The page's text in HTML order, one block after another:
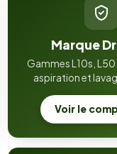
Marque
Gammes L10s, L50
aspiration et
Voir le